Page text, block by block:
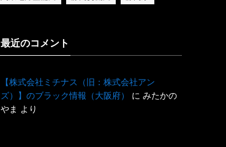
最近のコメント
【株式会社ミチナス（旧：株式会社アン
ズ）】のブラック情報（大阪府）
に みたかの
やま より